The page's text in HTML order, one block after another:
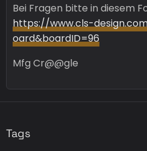
Bei Fragen bitte in diesem
https://www.cls-
oard&boardID=96
Mfg Cr@@gle
Tags